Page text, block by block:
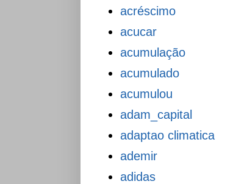
acréscimo
acucar
acumulação
acumulado
acumulou
adam_capital
adaptao climatica
ademir
adidas